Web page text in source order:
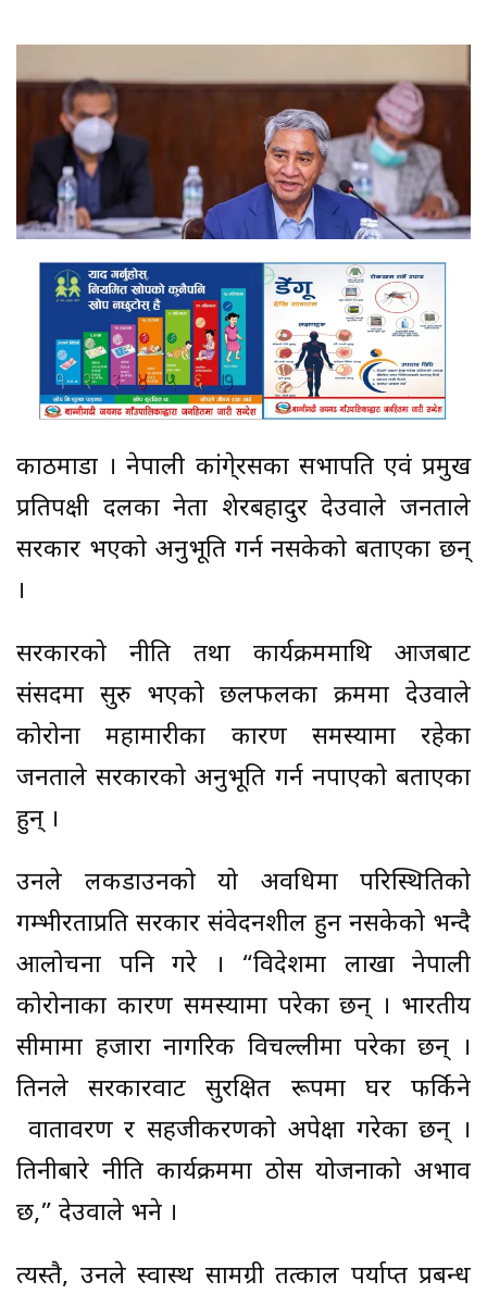
काठमाडौं । नेपाली कांगे्रसका सभापति एवं प्रमुख
प्रतिपक्षी दलका नेता शेरबहादुर देउवाले जनताले
सरकार भएको अनुभूति गर्न नसकेको बताएका छन्
।
सरकारको नीति तथा कार्यक्रममाथि आजबाट
संसदमा सुरु भएको छलफलका क्रममा देउवाले
कोरोना महामारीका कारण समस्यामा रहेका
जनताले सरकारको अनुभूति गर्न नपाएको बताएका
हुन् ।
उनले लकडाउनको यो अवधिमा परिस्थितिको
गम्भीरताप्रति सरकार संवेदनशील हुन नसकेको भन्दै
आलोचना पनि गरे । “विदेशमा लाखौं नेपाली
कोरोनाका कारण समस्यामा परेका छन् । भारतीय
सीमामा हजारौं नागरिक विचल्लीमा परेका छन् ।
तिनले सरकारवाट सुरक्षित रूपमा घर फर्किने
वातावरण र सहजीकरणको अपेक्षा गरेका छन् ।
तिनीबारे नीति कार्यक्रममा ठोस योजनाको अभाव
छ,” देउवाले भने ।
त्यस्तै, उनले स्वास्थ सामग्री तत्काल पर्याप्त प्रबन्ध